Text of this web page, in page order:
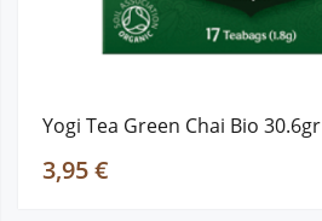
Yogi Tea Green Chai Bio 30.6gr
3,95 €